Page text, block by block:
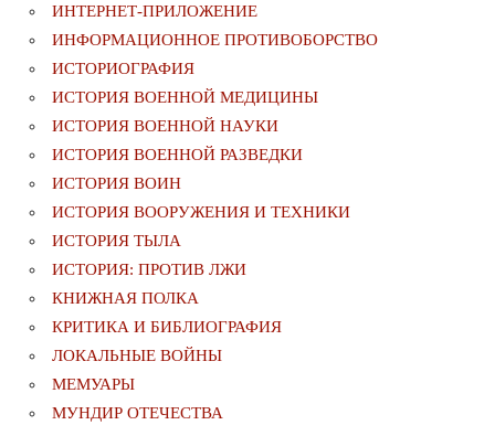
ИНТЕРНЕТ-ПРИЛОЖЕНИЕ
ИНФОРМАЦИОННОЕ ПРОТИВОБОРСТВО
ИСТОРИОГРАФИЯ
ИСТОРИЯ ВОЕННОЙ МЕДИЦИНЫ
ИСТОРИЯ ВОЕННОЙ НАУКИ
ИСТОРИЯ ВОЕННОЙ РАЗВЕДКИ
ИСТОРИЯ ВОИН
ИСТОРИЯ ВООРУЖЕНИЯ И ТЕХНИКИ
ИСТОРИЯ ТЫЛА
ИСТОРИЯ: ПРОТИВ ЛЖИ
КНИЖНАЯ ПОЛКА
КРИТИКА И БИБЛИОГРАФИЯ
ЛОКАЛЬНЫЕ ВОЙНЫ
МЕМУАРЫ
МУНДИР ОТЕЧЕСТВА